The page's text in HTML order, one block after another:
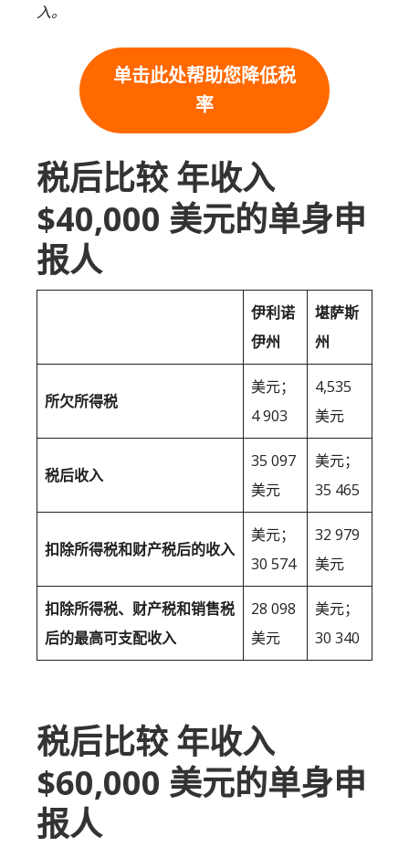
入。
单击此处帮助您降低税
率
税后比较 年收入
$40,000 美元的单身申
报人
伊利诺
伊州
堪萨斯
州
所欠所得税
美元；
4 903
4,535
美元
税后收入
35 097
美元
美元；
35 465
扣除所得税和财产税后的收入
美元；
30 574
32 979
美元
扣除所得税、财产税和销售税
后的最高可支配收入
28 098
美元
美元；
30 340
税后比较 年收入
$60,000 美元的单身申
报人